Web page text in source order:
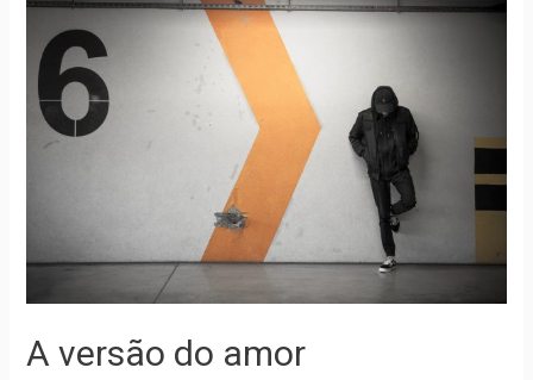
A versão do amor